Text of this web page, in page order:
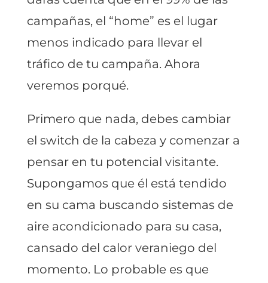
campañas, el “home” es el lugar
menos indicado para llevar el
tráfico de tu campaña. Ahora
veremos porqué.
Primero que nada, debes cambiar
el switch de la cabeza y comenzar a
pensar en tu potencial visitante.
Supongamos que él está tendido
en su cama buscando sistemas de
aire acondicionado para su casa,
cansado del calor veraniego del
momento. Lo probable es que